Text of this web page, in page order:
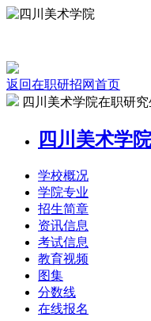
返回在职研招网首页
四川美术学院在职研究
四川美术学院
学校概况
学院专业
招生简章
资讯信息
考试信息
教育视频
图集
分数线
在线报名